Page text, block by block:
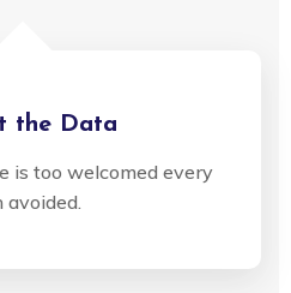
the Data
is too welcomed every
avoided.